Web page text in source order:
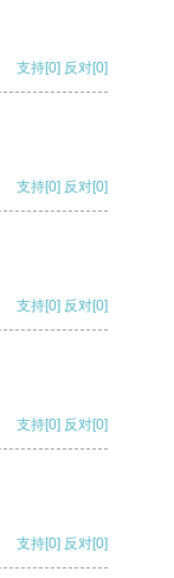
支持[0] 反对[0]
支持[0] 反对[0]
支持[0] 反对[0]
支持[0] 反对[0]
支持[0] 反对[0]